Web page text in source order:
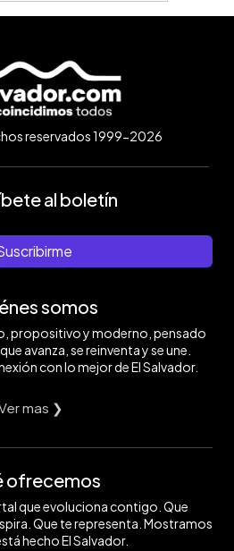
reservados 1999-2026
al boletín
somos
propositivo y moderno, pensado
avanza, se reinventa y se une.
con lo mejor de El Salvador.
mas ❯
ofrecemos
que evoluciona contigo. Que
Que te representa. Mostramos
hecho El Salvador.